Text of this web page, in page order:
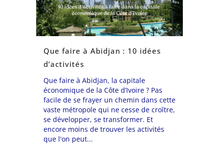
Que faire à Abidjan : 10 idées
d’activités
Que faire à Abidjan, la capitale
économique de la Côte d’Ivoire ? Pas
facile de se frayer un chemin dans cette
vaste métropole qui ne cesse de croître,
se développer, se transformer. Et
encore moins de trouver les activités
que l'on peut...